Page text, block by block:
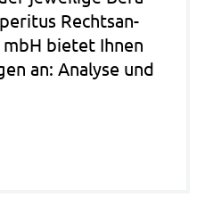
Rechts­an­
bie­tet Ihnen
an: Ana­ly­se und